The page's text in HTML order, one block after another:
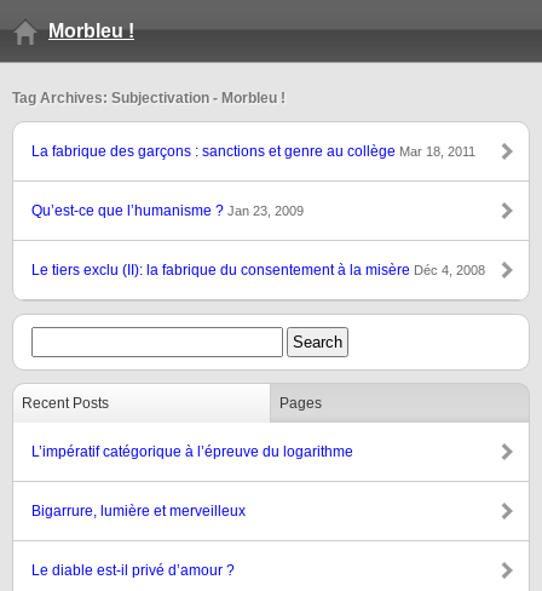
Morbleu !
Tag Archives: Subjectivation - Morbleu !
La fabrique des garçons : sanctions et genre au collège Mar 18, 2011
Qu’est-ce que l’humanisme ? Jan 23, 2009
Le tiers exclu (II): la fabrique du consentement à la misère Déc 4, 2008
Recent Posts Pages
L’impératif catégorique à l’épreuve du logarithme
Bigarrure, lumière et merveilleux
Le diable est-il privé d’amour ?